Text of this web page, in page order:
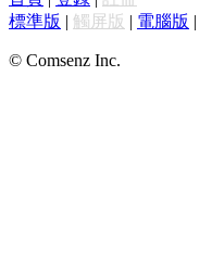
標準版 | 觸屏版 | 電腦版 |
© Comsenz Inc.